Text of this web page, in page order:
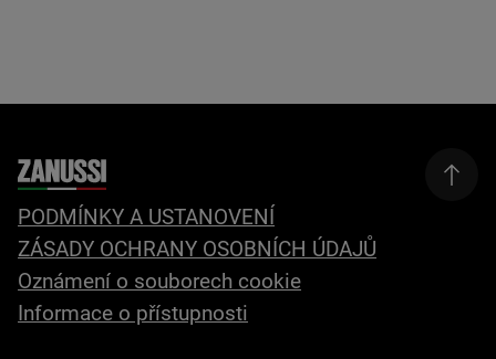
PODMÍNKY A USTANOVENÍ
ZÁSADY OCHRANY OSOBNÍCH ÚDAJŮ
Oznámení o souborech cookie
Informace o přístupnosti